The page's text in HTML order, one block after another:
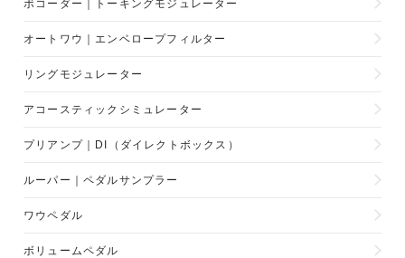
ボコーダー｜トーキングモジュレーター
オートワウ｜エンベロープフィルター
リングモジュレーター
アコースティックシミュレーター
プリアンプ｜DI（ダイレクトボックス）
ルーパー｜ペダルサンプラー
ワウペダル
ボリュームペダル